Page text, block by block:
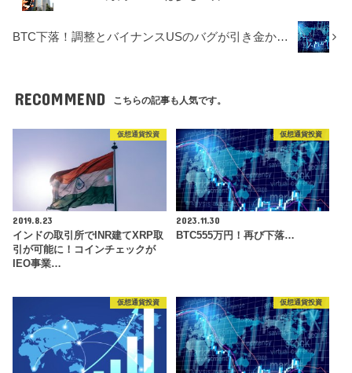
BTC下落！調整とバイナンスUSのバグが引き金か…
RECOMMEND こちらの記事も人気です。
仮想通貨投資
2019.8.23
インドの取引所でINR建てXRP取
引が可能に！コインチェックが
IEO事業…
仮想通貨投資
2023.11.30
BTC555万円！再び下落…
仮想通貨投資 仮想通貨投資